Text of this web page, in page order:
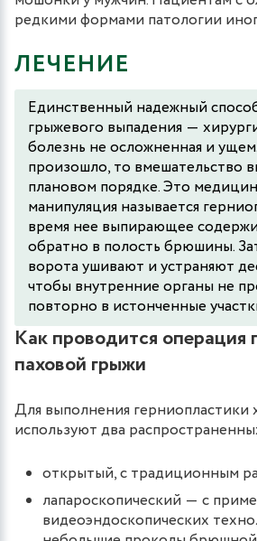
редкими формами патологии
ЛЕЧЕНИЕ
Единственный надежный
грыжевого выпадения ―
болезнь не осложненная и
произошло, то вмешательство
плановом порядке. Это
манипуляция называется
время нее выпирающее
обратно в полость брюшины.
ворота ушивают и устраняют
чтобы внутренние органы не
повторно в истонченные
Как проводится операция
паховой грыжи
Для выполнения герниопластики
используют два
открытый, с традиционным
лапароскопический ― с
видеоэндоскопических